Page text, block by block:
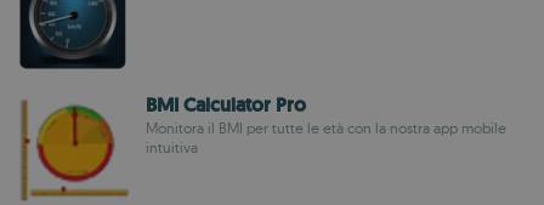
BMI Calculator Pro
Monitora il BMI per tutte le età con la nostra app mobile
intuitiva